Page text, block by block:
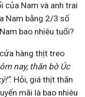
của Nam và anh trai
Nam bằng 2/3 số
bao nhiêu tuổi?
hàng thịt treo
nay, thăn bò Úc
. Hỏi, giá thịt thăn
mãi là bao nhiêu